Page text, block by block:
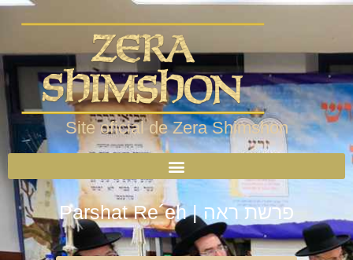
Site oficial de Zera Shimshon
Parshat Re´eh | פרשת ראה